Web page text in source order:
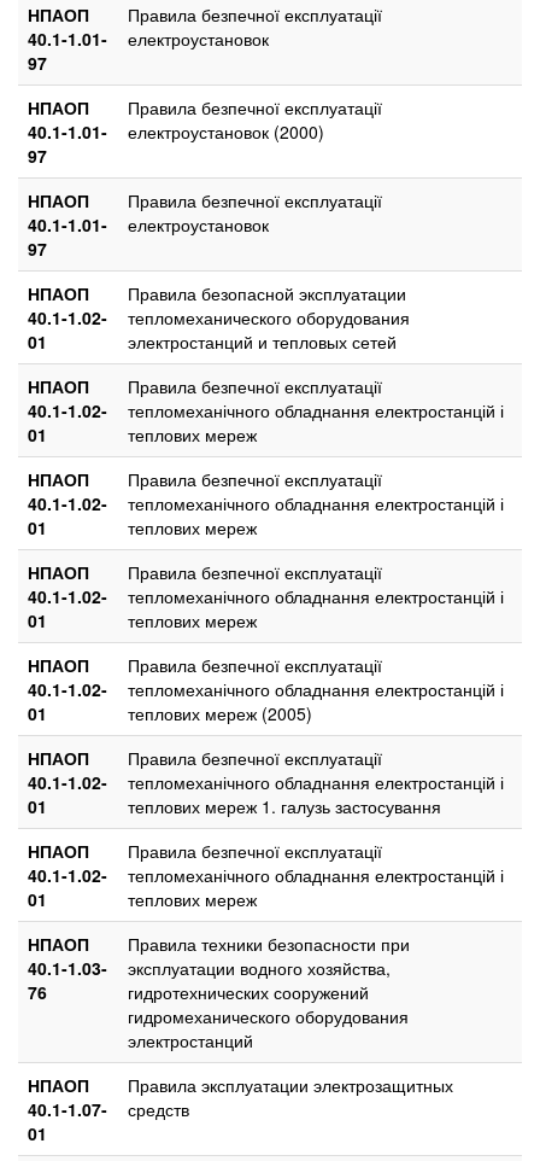
НПАОП
40.1-1.01-
97
Правила безпечної експлуатації
електроустановок
НПАОП
40.1-1.01-
97
Правила безпечної експлуатації
електроустановок (2000)
НПАОП
40.1-1.01-
97
Правила безпечної експлуатації
електроустановок
НПАОП
40.1-1.02-
01
Правила безопасной эксплуатации
тепломеханического оборудования
электростанций и тепловых сетей
НПАОП
40.1-1.02-
01
Правила безпечної експлуатації
тепломеханічного обладнання електростанцій і
теплових мереж
НПАОП
40.1-1.02-
01
Правила безпечної експлуатації
тепломеханічного обладнання електростанцій і
теплових мереж
НПАОП
40.1-1.02-
01
Правила безпечної експлуатації
тепломеханічного обладнання електростанцій і
теплових мереж
НПАОП
40.1-1.02-
01
Правила безпечної експлуатації
тепломеханічного обладнання електростанцій і
теплових мереж (2005)
НПАОП
40.1-1.02-
01
Правила безпечної експлуатації
тепломеханічного обладнання електростанцій і
теплових мереж 1. галузь застосування
НПАОП
40.1-1.02-
01
Правила безпечної експлуатації
тепломеханічного обладнання електростанцій і
теплових мереж
НПАОП
40.1-1.03-
76
Правила техники безопасности при
эксплуатации водного хозяйства,
гидротехнических сооружений
гидромеханического оборудования
электростанций
НПАОП
40.1-1.07-
01
Правила эксплуатации электрозащитных
средств